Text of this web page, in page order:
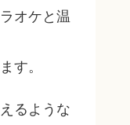
オケと温
す。
るような